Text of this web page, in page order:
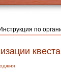
Инструкция по